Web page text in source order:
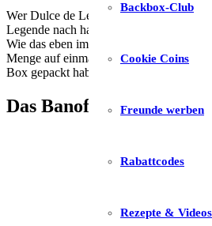
Backbox-Club
Cookie Coins
Freunde werben
Rabattcodes
Rezepte & Videos
Wer Dulce de Leche erfunden hat ist
Legende nach hat damals die Magd
Wie das eben immer so ist,
aus
Menge auf einmal kochen und in
Box gepackt haben. Es verhindert das
Das Banoffee Pies Rezept